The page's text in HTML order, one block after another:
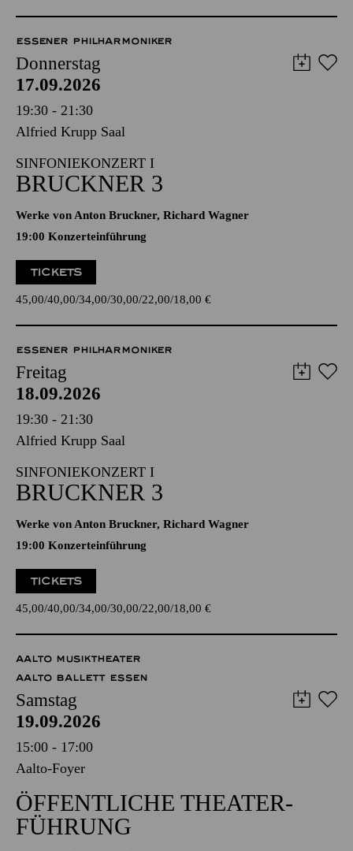
ESSENER PHILHARMONIKER
Donnerstag
17.09.2026
19:30 - 21:30
Alfried Krupp Saal
SINFONIEKONZERT I
BRUCKNER 3
Werke von Anton Bruckner, Richard Wagner
19:00 Konzerteinführung
TICKETS
45,00 40,00 34,00 30,00 22,00 18,00 €
ESSENER PHILHARMONIKER
Freitag
18.09.2026
19:30 - 21:30
Alfried Krupp Saal
SINFONIEKONZERT I
BRUCKNER 3
Werke von Anton Bruckner, Richard Wagner
19:00 Konzerteinführung
TICKETS
45,00 40,00 34,00 30,00 22,00 18,00 €
AALTO MUSIKTHEATER
AALTO BALLETT ESSEN
Samstag
19.09.2026
15:00 - 17:00
Aalto-Foyer
ÖFFENTLICHE THEATER­
FÜHRUNG